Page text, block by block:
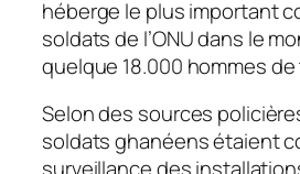
héberge le plus important
soldats de l’ONU dans le
quelque 18.000 hommes
Selon des sources
soldats ghanéens étaient